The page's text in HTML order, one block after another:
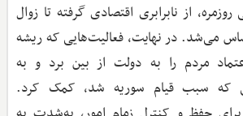
از نابرابری اقتصادی گرفته تا زوال
می‌شد. در نهایت، فعالیت‌هایی که ریشه
مردم را به دولت از بین برد و به
که سبب قیام سوریه شد، کمک کرد.